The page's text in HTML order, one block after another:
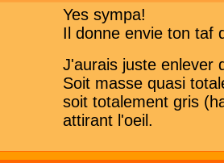
Yes sympa!
Il donne envie ton taf
J'aurais juste enlever
Soit masse quasi
soit totalement gris
attirant l'oeil.